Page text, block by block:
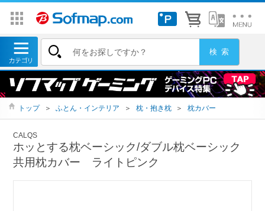
トップ ＞ ふとん・インテリア ＞ 枕・抱き枕 ＞ 枕カバー
CALQS
ホッとする枕ベーシック/ダブル枕ベーシック
共用枕カバー ライトピンク